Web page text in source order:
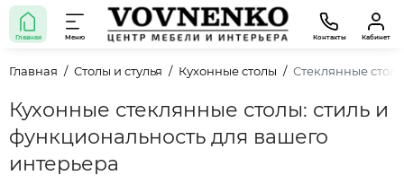
Главная Меню Контакты Кабинет
Главная Столы и стулья Кухонные столы Стеклянные
Кухонные стеклянные столы: стиль и
функциональность для вашего
интерьера